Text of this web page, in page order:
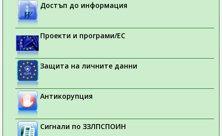
Достъп до информация
Проекти и програми/ЕС
Защита на личните данни
Антикорупция
Сигнали по ЗЗЛПСПОИН